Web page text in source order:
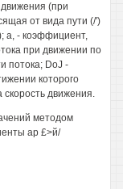
движения (при
от вида пути (/')
а, - коэффициент,
при движении по
потока; DoJ -
которого
движения.
методом
ар £>й/